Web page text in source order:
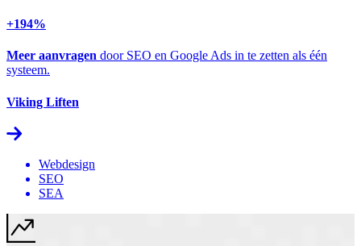
+194%
Meer aanvragen door SEO en Google Ads in te zetten als één
systeem.
Viking Liften
Webdesign
SEO
SEA